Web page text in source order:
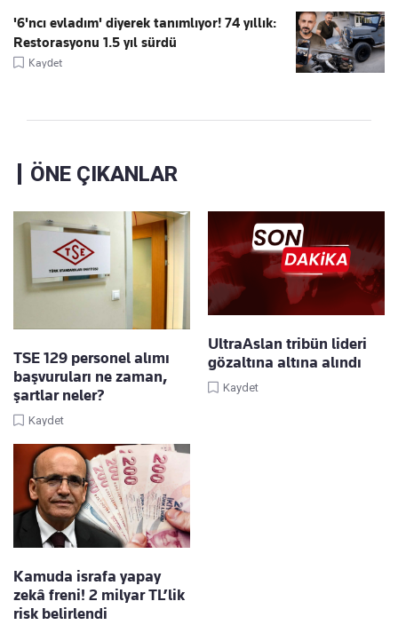
'6'ncı evladım' diyerek tanımlıyor! 74 yıllık:
Restorasyonu 1.5 yıl sürdü
Kaydet
ÖNE ÇIKANLAR
TSE 129 personel alımı
başvuruları ne zaman,
şartlar neler?
Kaydet
UltraAslan tribün lideri
gözaltına altına alındı
Kaydet
Kamuda israfa yapay
zekâ freni! 2 milyar TL’lik
risk belirlendi